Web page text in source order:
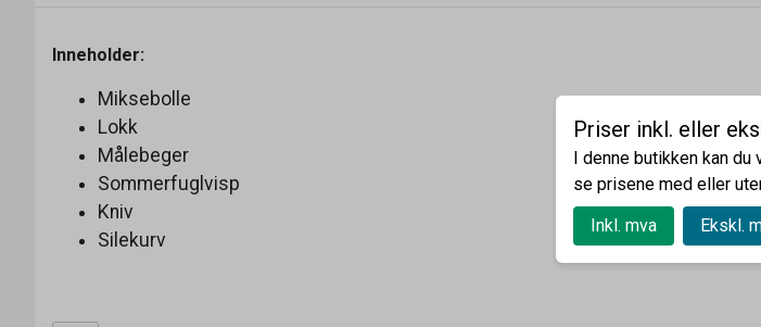
Inneholder:
Miksebolle
Lokk
Målebeger
Sommerfuglvisp
Kniv
Silekurv
Priser inkl. eller
I denne butikken kan du
se prisene med eller
Inkl. mva
Ekskl.